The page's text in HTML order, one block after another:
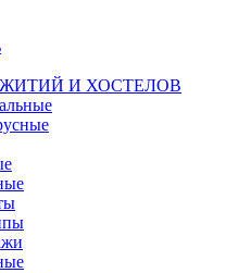
И ХОСТЕЛОВ